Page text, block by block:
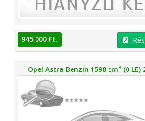
945 000 Ft.
Opel Astra Benzin 1598 cm3 (0 LE)